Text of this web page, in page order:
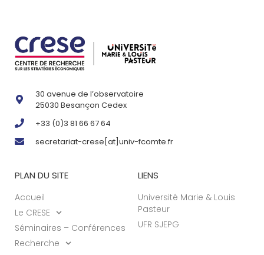
30 avenue de l’observatoire
25030 Besançon Cedex
+33 (0)3 81 66 67 64
secretariat-crese[at]univ-fcomte.fr
PLAN DU SITE
Accueil
Le CRESE
Séminaires – Conférences
Recherche
LIENS
Université Marie & Louis
Pasteur
UFR SJEPG